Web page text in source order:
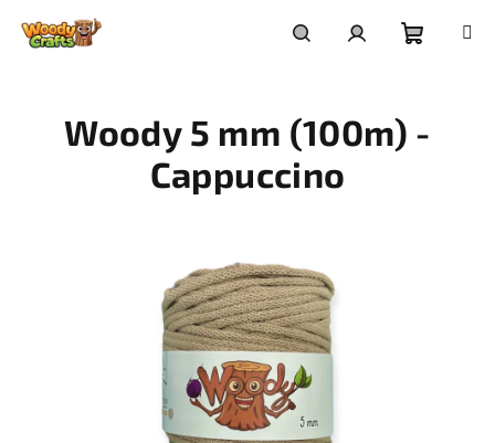
košík
Woody 5 mm (100m) -
Cappuccino